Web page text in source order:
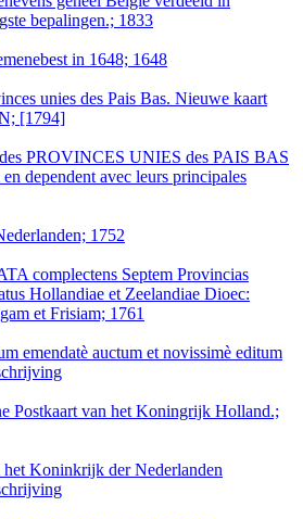
bepalingen.; 1833
in 1648; 1648
unies des Pais Bas. Nieuwe kaart
[1794]
PROVINCES UNIES des PAIS BAS
dependent avec leurs principales
1752
complectens Septem Provincias
Hollandiae et Zeelandiae Dioec:
et Frisiam; 1761
emendatè auctum et novissimè editum
Postkaart van het Koningrijk Holland.;
Koninkrijk der Nederlanden